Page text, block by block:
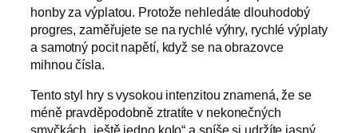
honby za výplatou. Protože nehledáte dlouhodobý
progres, zaměřujete se na rychlé výhry, rychlé výplaty
a samotný pocit napětí, když se na obrazovce
mihnou čísla.
Tento styl hry s vysokou intenzitou znamená, že se
méně pravděpodobně ztratíte v nekonečných
smyčkách „ještě jedno kolo“ a spíše si udržíte jasný